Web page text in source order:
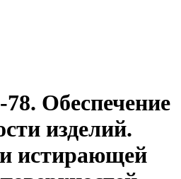
Обеспечение
изделий.
истирающей